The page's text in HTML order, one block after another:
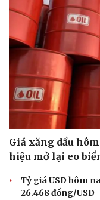
Tư vấn
Săn Tour
Giá xăng dầu
hiệu mở lại eo
Tỷ giá USD hôm
26.468 đồng/USD